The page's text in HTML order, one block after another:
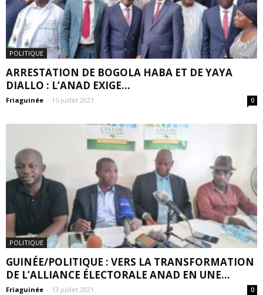
POLITIQUE
ARRESTATION DE BOGOLA HABA ET DE YAYA
DIALLO : L’ANAD EXIGE...
Friaguinée - 15 juillet 2021 0
POLITIQUE
GUINÉE/POLITIQUE : VERS LA TRANSFORMATION
DE L’ALLIANCE ÉLECTORALE ANAD EN UNE...
Friaguinée - 13 juillet 2021 0